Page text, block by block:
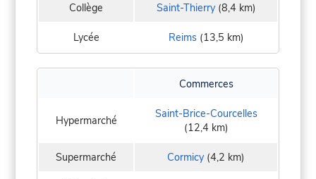
Collège Saint-Thierry(8,4 km)
Lycée Reims(13,5 km)
Commerces
Hypermarché
Saint-Brice-Courcelles
(12,4 km)
Supermarché Cormicy (4,2 km)